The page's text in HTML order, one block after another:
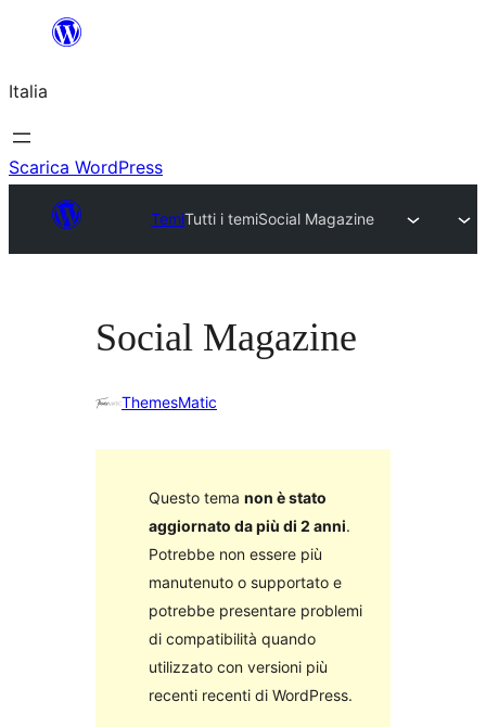
contenuto
Italia
Scarica WordPress
TemiTutti i temiSocial Magazine
Social Magazine
ThemesMatic
Questo tema non è stato
aggiornato da più di 2 anni.
Potrebbe non essere più
manutenuto o supportato e
potrebbe presentare problemi
di compatibilità quando
utilizzato con versioni più
recenti recenti di WordPress.